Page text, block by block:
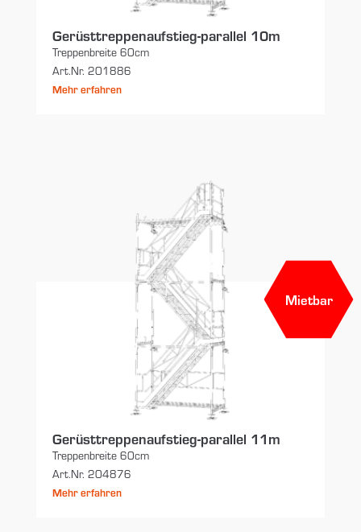
Gerüsttreppenaufstieg-parallel 10m
Treppenbreite 60cm
Art.Nr. 201886
Mehr erfahren
Mietbar
Gerüsttreppenaufstieg-parallel 11m
Treppenbreite 60cm
Art.Nr. 204876
Mehr erfahren